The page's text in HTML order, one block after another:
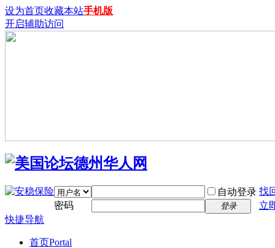
设为首页收藏本站手机版
开启辅助访问
自动登录 找
密码
登录
立
快捷导航
首页Portal